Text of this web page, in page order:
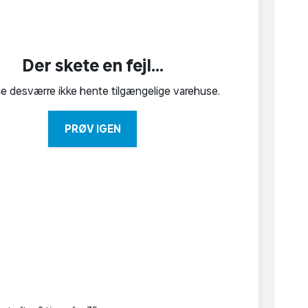
Der skete en fejl...
desværre ikke hente tilgængelige varehuse.
PRØV IGEN